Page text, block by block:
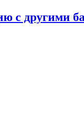
с другими